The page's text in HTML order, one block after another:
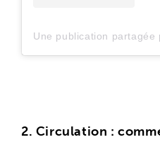
Une publication partagée
2. Circulation :